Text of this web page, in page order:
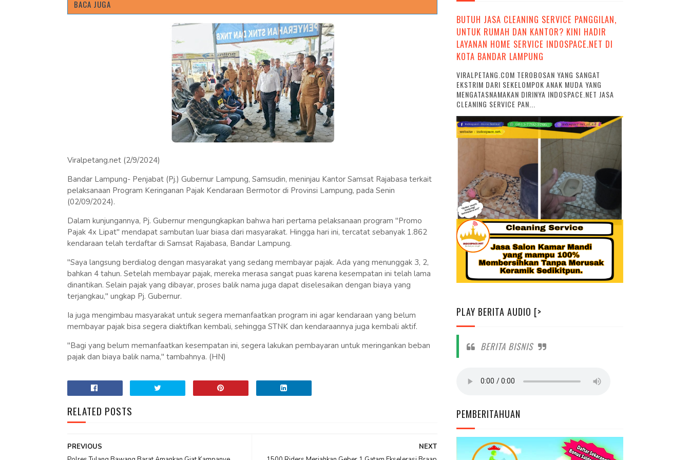
BACA JUGA
Viralpetang.net (2/9/2024)
Bandar Lampung- Penjabat (Pj.) Gubernur Lampung, Samsudin, meninjau Kantor Samsat Rajabasa terkait
pelaksanaan Program Keringanan Pajak Kendaraan Bermotor di Provinsi Lampung, pada Senin
(02/09/2024).
Dalam kunjungannya, Pj. Gubernur mengungkapkan bahwa hari pertama pelaksanaan program "Promo
Pajak 4x Lipat" mendapat sambutan luar biasa dari masyarakat. Hingga hari ini, tercatat sebanyak 1.862
kendaraan telah terdaftar di Samsat Rajabasa, Bandar Lampung.
"Saya langsung berdialog dengan masyarakat yang sedang membayar pajak. Ada yang menunggak 3, 2,
bahkan 4 tahun. Setelah membayar pajak, mereka merasa sangat puas karena kesempatan ini telah lama
dinantikan. Selain pajak yang dibayar, proses balik nama juga dapat diselesaikan dengan biaya yang
terjangkau," ungkap Pj. Gubernur.
Ia juga mengimbau masyarakat untuk segera memanfaatkan program ini agar kendaraan yang belum
membayar pajak bisa segera diaktifkan kembali, sehingga STNK dan kendaraannya juga kembali aktif.
"Bagi yang belum memanfaatkan kesempatan ini, segera lakukan pembayaran untuk meringankan beban
pajak dan biaya balik nama," tambahnya. (HN)
RELATED POSTS
NEXT
PREVIOUS
BUTUH JASA CLEANING SERVICE PANGGILAN,
UNTUK RUMAH DAN KANTOR? KINI HADIR
LAYANAN HOME SERVICE INDOSPACE.NET DI
KOTA BANDAR LAMPUNG
VIRALPETANG.COM TEROBOSAN YANG SANGAT
EKSTRIM DARI SEKELOMPOK ANAK MUDA YANG
MENGATASNAMAKAN DIRINYA INDOSPACE.NET JASA
CLEANING SERVICE PAN...
PLAY BERITA AUDIO [>
BERITA BISNIS
PEMBERITAHUAN